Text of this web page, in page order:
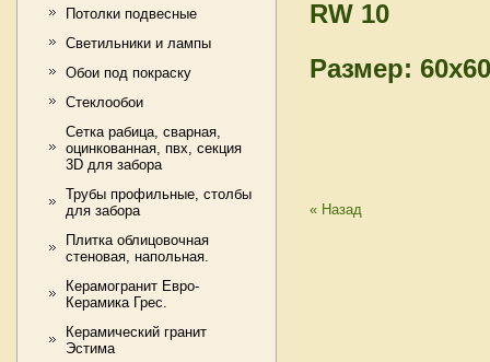
Потолки подвесные
Светильники и лампы
Обои под покраску
Стеклообои
Сетка рабица, сварная,
оцинкованная, пвх, секция
3D для забора
Трубы профильные, столбы
для забора
Плитка облицовочная
стеновая, напольная.
Керамогранит Евро-
Керамика Грес.
Керамический гранит
Эстима
RW 10
Размер: 60x60
« Назад